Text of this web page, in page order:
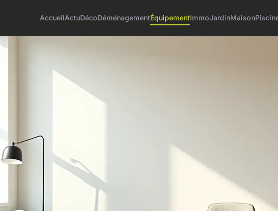
AccueilActuDécoDéménagementÉquipementImmoJardinMaison